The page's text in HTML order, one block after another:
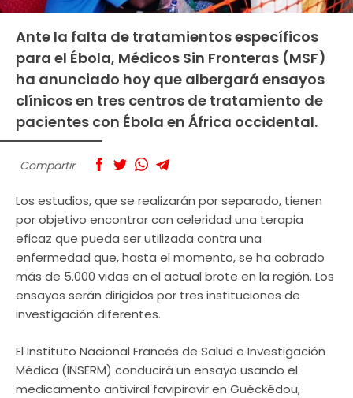
Ante la falta de tratamientos específicos
para el Ébola, Médicos Sin Fronteras (MSF)
ha anunciado hoy que albergará ensayos
clínicos en tres centros de tratamiento de
pacientes con Ébola en África occidental.
Compartir
Los estudios, que se realizarán por separado, tienen
por objetivo encontrar con celeridad una terapia
eficaz que pueda ser utilizada contra una
enfermedad que, hasta el momento, se ha cobrado
más de 5.000 vidas en el actual brote en la región. Los
ensayos serán dirigidos por tres instituciones de
investigación diferentes.
El Instituto Nacional Francés de Salud e Investigación
Médica (INSERM) conducirá un ensayo usando el
medicamento antiviral favipiravir en Guéckédou,